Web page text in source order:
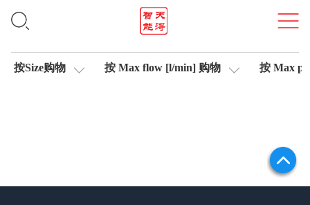
集成式放大器
按Size购物 按 Max flow [l/min] 购物 按 Max